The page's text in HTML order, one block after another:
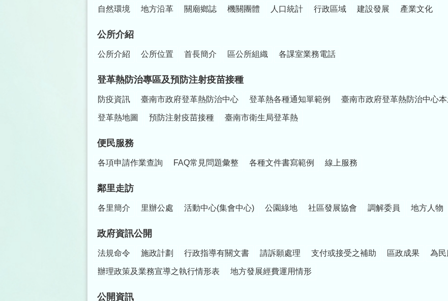
自然環境 地方沿革 關廟鄉誌 機關團體 人口統計 行政區域 建設發展 產業文化
公所介紹
公所介紹 公所位置 首長簡介 區公所組織 各課室業務電話
登革熱防治專區及預防注射疫苗接種
防疫資訊 臺南市政府登革熱防治中心 登革熱各種通知單範例 臺南市政府登革熱防治中心
登革熱地圖 預防注射疫苗接種 臺南市衛生局登革熱
便民服務
各項申請作業查詢 FAQ常見問題彙整 各種文件書寫範例 線上服務
鄰里走訪
各里簡介 里辦公處 活動中心(集會中心) 公園綠地 社區發展協會 調解委員 地方人物
政府資訊公開
法規命令 施政計劃 行政指導有關文書 請訴願處理 支付或接受之補助 區政成果 為
辦理政策及業務宣導之執行情形表 地方發展經費運用情形
公開資訊